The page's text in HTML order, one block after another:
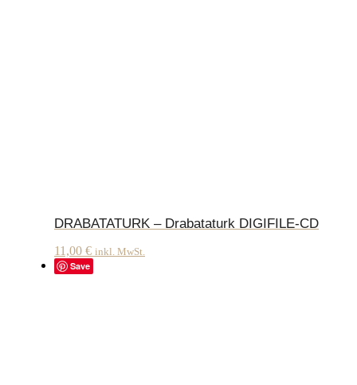
DRABATATURK – Drabataturk DIGIFILE-CD
11,00 € inkl. MwSt.
Save